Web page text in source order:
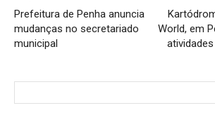
Prefeitura de Penha anuncia
mudanças no secretariado
municipal
World, em